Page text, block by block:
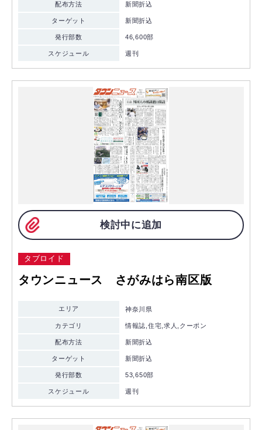
配布方法 新聞折込
ターゲット 新聞折込
発行部数 46,600部
スケジュール 週刊
検討中に追加
タブロイド
タウンニュース さがみはら南区版
エリア 神奈川県
カテゴリ 情報誌,住宅,求人,クーポン
配布方法 新聞折込
ターゲット 新聞折込
発行部数 53,650部
スケジュール 週刊